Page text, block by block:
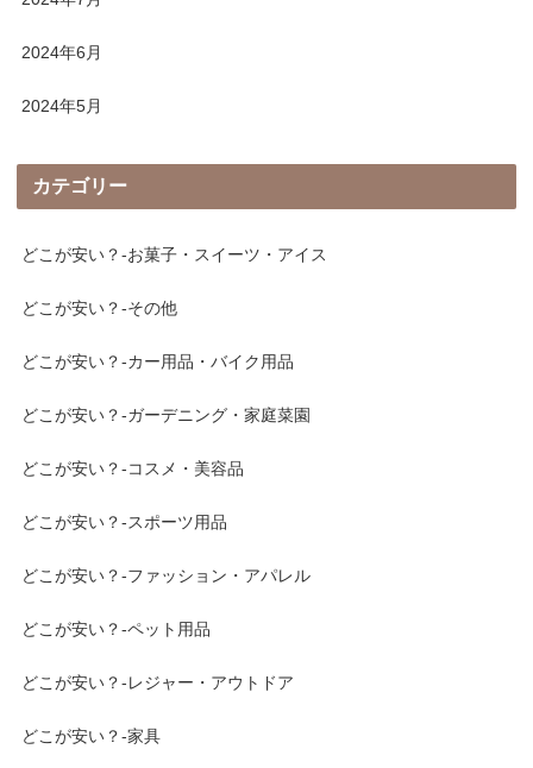
2024年6月
2024年5月
カテゴリー
どこが安い？-お菓子・スイーツ・アイス
どこが安い？-その他
どこが安い？-カー用品・バイク用品
どこが安い？-ガーデニング・家庭菜園
どこが安い？-コスメ・美容品
どこが安い？-スポーツ用品
どこが安い？-ファッション・アパレル
どこが安い？-ペット用品
どこが安い？-レジャー・アウトドア
どこが安い？-家具